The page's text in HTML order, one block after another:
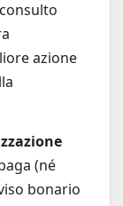
azione
(né
bonario